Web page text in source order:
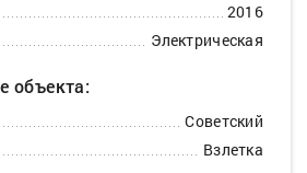
2016
Электрическая
объекта:
Советский
Взлетка